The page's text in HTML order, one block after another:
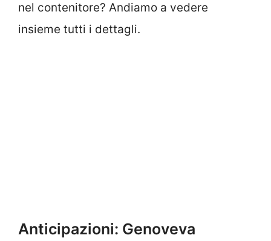
nel contenitore? Andiamo a vedere
insieme tutti i dettagli.
Anticipazioni: Genoveva